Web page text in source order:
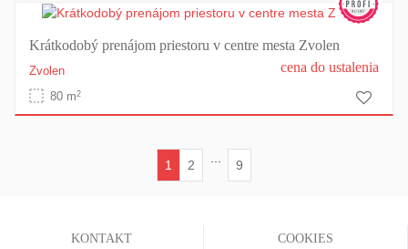
Krátkodobý prenájom priestoru v centre mesta Zvolen
Zvolen
80 m2
cena do ustalenia
1
2 9
KONTAKT COOKIES